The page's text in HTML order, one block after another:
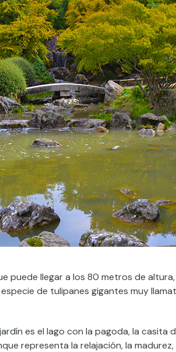
puede llegar a los 80 metros de
de tulipanes gigantes muy
es el lago con la pagoda, la casita
representa la relajación, la